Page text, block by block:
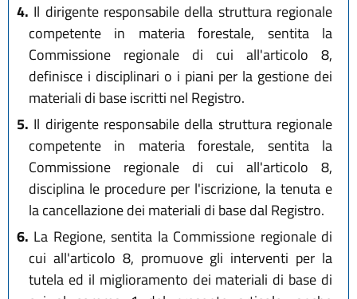
4. Il dirigente responsabile della struttura regionale
competente in materia forestale, sentita la
Commissione regionale di cui all'articolo 8,
definisce i disciplinari o i piani per la gestione dei
materiali di base iscritti nel Registro.
5. Il dirigente responsabile della struttura regionale
competente in materia forestale, sentita la
Commissione regionale di cui all'articolo 8,
disciplina le procedure per l'iscrizione, la tenuta e
la cancellazione dei materiali di base dal Registro.
6. La Regione, sentita la Commissione regionale di
cui all'articolo 8, promuove gli interventi per la
tutela ed il miglioramento dei materiali di base di